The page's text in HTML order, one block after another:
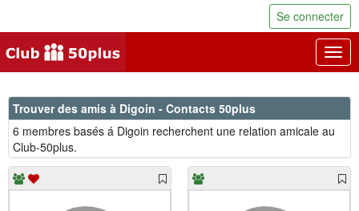
Se connecter
Trouver des amis à Digoin - Contacts 50plus
6 membres basés á Digoin recherchent une relation amicale au
Club-50plus.